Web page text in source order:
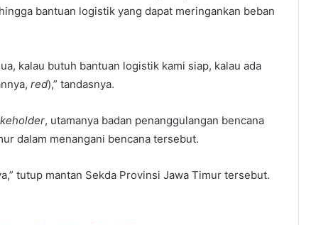
bantuan logistik yang dapat meringankan beban
kalau butuh bantuan logistik kami siap, kalau ada
red),” tandasnya.
, utamanya badan penanggulangan bencana
dalam menangani bencana tersebut.
tutup mantan Sekda Provinsi Jawa Timur tersebut.